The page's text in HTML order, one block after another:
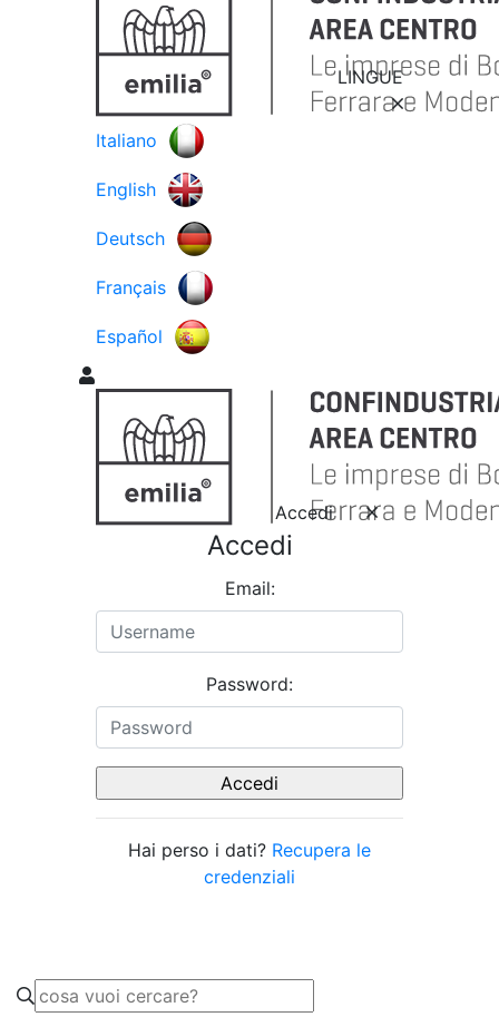
LINGUE
Italiano
English
Deutsch
Français
Español
Accedi
Accedi
Email:
Password:
Hai perso i dati? Recupera le
credenziali